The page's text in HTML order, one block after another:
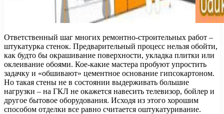
Ответственный шаг многих ремонтно-строительных работ –
штукатурка стенок. Предварительный процесс нельзя обойти,
как будто бы окрашивание поверхности, укладка плитки или
оклеивание обоями. Кое-какие мастера пробуют упростить
задачку и «обшивают» цементное основание гипсокартоном.
Но такая стены не в состоянии выдерживать большие
нагрузки – на ГКЛ не окажется навесить телевизор, бойлер и
другое бытовое оборудования. Исходя из этого хорошим
способом отделки все равно считается оштукатуривание.